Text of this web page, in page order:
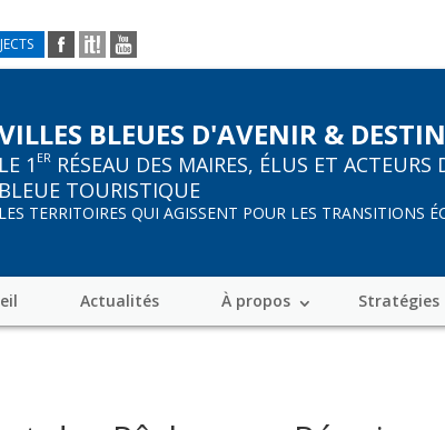
BLEUES D'AVENIR &
LE 1 ER RÉSEAU DES MAIRES, ÉLUS ET
BLEUE TOURISTIQUE
LES TERRITOIRES QUI AGISSENT POUR LES TRANSITIONS
Actualités À propos Stratégies